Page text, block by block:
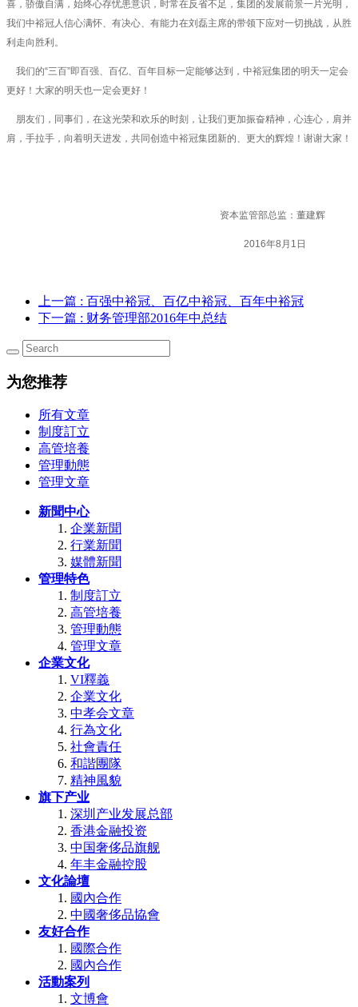
喜，骄傲自满，始终心存忧患意识，时常在反省不足，集团的发展前景一片光明，
我们中裕冠人信心满怀、有决心、有能力在刘磊主席的带领下应对一切挑战，从胜
利走向胜利。
我们的“三百”即百强、百亿、百年目标一定能够达到，中裕冠集团的明天一定会
更好！大家的明天也一定会更好！
朋友们，同事们，在这光荣和欢乐的时刻，让我们更加振奋精神，心连心，肩并
肩，手拉手，向着明天进发，共同创造中裕冠集团新的、更大的辉煌！谢谢大家！
资本监管部总监：董建辉
2016年8月1日
上一篇 : 百强中裕冠、百亿中裕冠、百年中裕冠
下一篇 : 财务管理部2016年中总结
为您推荐
所有文章
制度訂立
高管培養
管理動態
管理文章
新聞中心
企業新聞
行業新聞
媒體新聞
管理特色
制度訂立
高管培養
管理動態
管理文章
企業文化
VI釋義
企業文化
中孝会文章
行為文化
社會責任
和諧團隊
精神風貌
旗下产业
深圳产业发展总部
香港金融投资
中国奢侈品旗舰
年丰金融控股
文化論壇
國內合作
中國奢侈品協會
友好合作
國際合作
國內合作
活動案列
文博會